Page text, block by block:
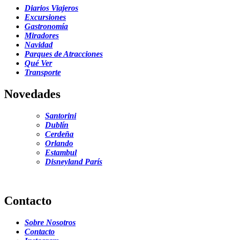
Diarios Viajeros
Excursiones
Gastronomía
Miradores
Navidad
Parques de Atracciones
Qué Ver
Transporte
Novedades
Santorini
Dublín
Cerdeña
Orlando
Estambul
Disneyland París
Contacto
Sobre Nosotros
Contacto